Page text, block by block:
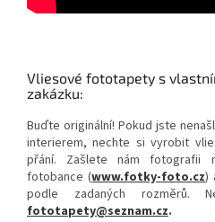
Vliesové fototapety s
zakázku:
Buďte originální! Pokud jste
interierem, nechte si vyrobit
přání. Zašlete nám
fotobance (www.fotky-foto.cz)
podle zadaných rozměrů.
fototapety@seznam.cz.